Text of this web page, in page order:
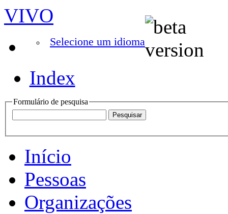
VIVO
Selecione um idioma
Index
Formulário de pesquisa
Início
Pessoas
Organizações